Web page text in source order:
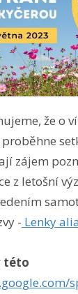
že o
zájem
z letošní
- Lenky
této